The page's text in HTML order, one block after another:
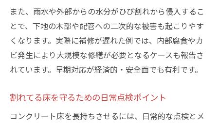
また、雨水や外部からの水分がひび割れから侵入するこ
とで、下地の木部や配管への二次的な被害も起こりやす
くなります。実際に補修が遅れた例では、内部腐食やカ
ビ発生により大規模な修繕が必要となるケースも報告さ
れています。早期対応が経済的・安全面でも有利です。
割れてる床を守るための日常点検ポイント
コンクリート床を長持ちさせるには、日常的な点検とメ